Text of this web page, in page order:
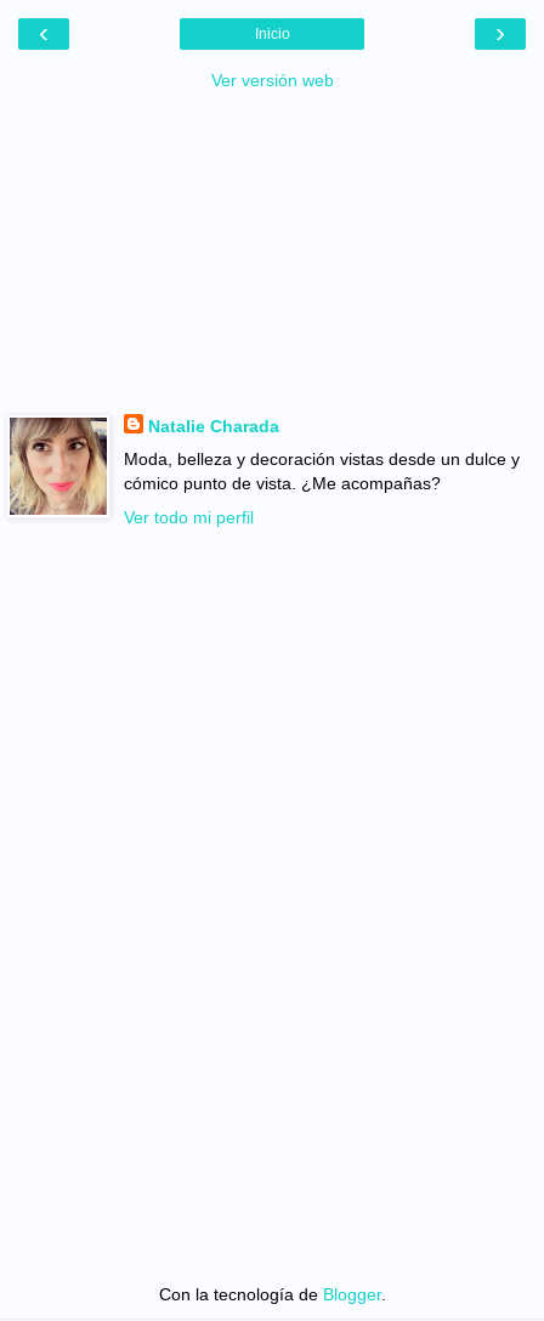
‹ ›
Inicio
Ver versión web
Natalie Charada
Moda, belleza y decoración vistas desde un dulce y
cómico punto de vista. ¿Me acompañas?
Ver todo mi perfil
Con la tecnología de Blogger.